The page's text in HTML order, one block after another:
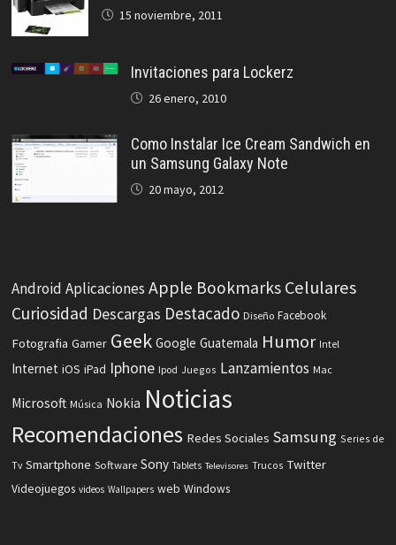
15 noviembre, 2011
Invitaciones para Lockerz
26 enero, 2010
Como Instalar Ice Cream Sandwich en
un Samsung Galaxy Note
20 mayo, 2012
Android Aplicaciones Apple Bookmarks Celulares
Curiosidad Descargas Destacado Diseño Facebook
Fotografia Gamer Geek Google Guatemala Humor Intel
Internet iOS iPad Iphone Ipod Juegos Lanzamientos Mac
Microsoft Música Nokia Noticias
Recomendaciones Redes Sociales Samsung Series de
Tv Smartphone Software Sony Tablets Televisores Trucos Twitter
Videojuegos videos Wallpapers web Windows